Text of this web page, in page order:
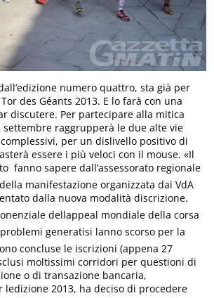
numero quattro, sta già per
des Géants 2013. E lo farà con una
discutere. Per partecipare alla mitica
settembre raggrupperà le due alte vie
per un dislivello positivo di
essere i più veloci con il mouse. «Il
 fanno sapere dall’assessorato regionale
manifestazione organizzata dai VdA
dalla nuova modalità discrizione.
dellappeal mondiale della corsa
generatisi lanno scorso per la
concluse le iscrizioni (appena 27
moltissimi corridori per questioni di
o di transazione bancaria,
ledizione 2013, ha deciso di procedere